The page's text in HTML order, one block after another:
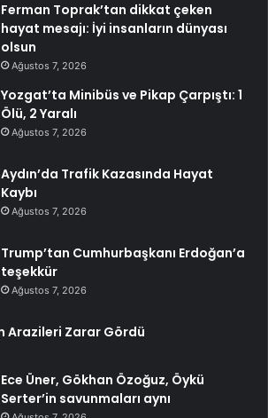
Ferman Toprak’tan dikkat çeken
hayat mesajı: İyi insanların dünyası
olsun
Ağustos 7, 2026
Yozgat’ta Minibüs ve Pikap Çarpıştı: 1
Ölü, 2 Yaralı
Ağustos 7, 2026
Aydın’da Trafik Kazasında Hayat
Kaybı
Ağustos 7, 2026
Trump’tan Cumhurbaşkanı Erdoğan’a
teşekkür
Ağustos 7, 2026
Arazileri Zarar Gördü
Ece Üner, Gökhan Özoğuz, Öykü
Serter’in savunmaları aynı